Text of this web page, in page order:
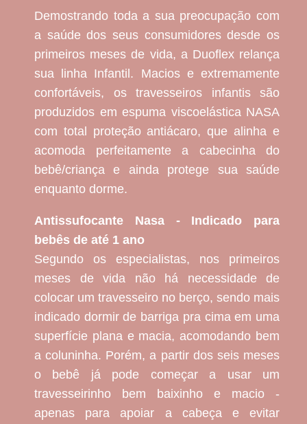
Demostrando toda a sua preocupação com
a saúde dos seus consumidores desde os
primeiros meses de vida, a Duoflex relança
sua linha Infantil. Macios e extremamente
confortáveis, os travesseiros infantis são
produzidos em espuma viscoelástica NASA
com total proteção antiácaro, que alinha e
acomoda perfeitamente a cabecinha do
bebê/criança e ainda protege sua saúde
enquanto dorme.
Antissufocante Nasa - Indicado para
bebês de até 1 ano
Segundo os especialistas, nos primeiros
meses de vida não há necessidade de
colocar um travesseiro no berço, sendo mais
indicado dormir de barriga pra cima em uma
superfície plana e macia, acomodando bem
a coluninha. Porém, a partir dos seis meses
o bebê já pode começar a usar um
travesseirinho bem baixinho e macio -
apenas para apoiar a cabeça e evitar